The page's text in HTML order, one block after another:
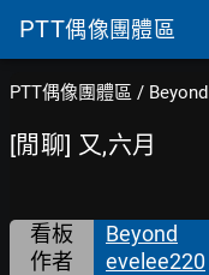
PTT偶像團體區
PTT偶像團體區 / Beyond
[閒聊] 又,六月
看板
Beyond
作者
evelee220